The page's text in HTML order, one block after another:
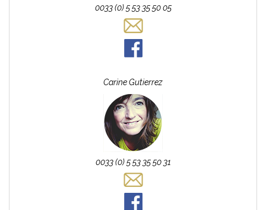
0033 (0) 5 53 35 50 05
CarineGutierrez
0033 (0) 5 53 35 50 31